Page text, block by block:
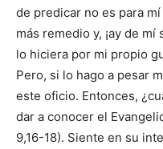
de predicar no es para
más remedio y, ¡ay de
lo hiciera por mi propio
Pero, si lo hago a pesar
este oficio. Entonces,
dar a conocer el
9,16-18). Siente en su